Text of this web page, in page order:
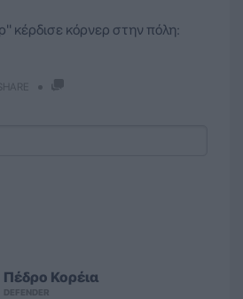
κέρδισε κόρνερ στην πόλη:
Πέδρο Κορέια
DEFENDER